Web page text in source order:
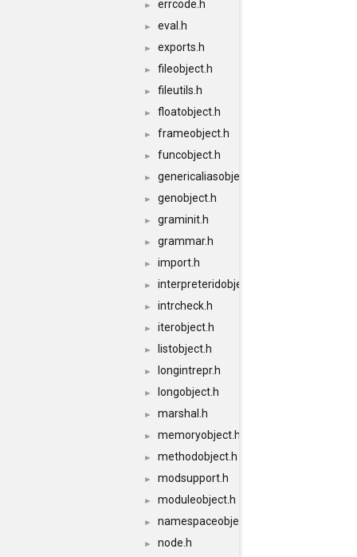
► errcode.h
► eval.h
► exports.h
► fileobject.h
► fileutils.h
► floatobject.h
► frameobject.h
► funcobject.h
► genericaliasobject.h
► genobject.h
► graminit.h
► grammar.h
► import.h
► interpreteridobject.h
► intrcheck.h
► iterobject.h
► listobject.h
► longintrepr.h
► longobject.h
► marshal.h
► memoryobject.h
► methodobject.h
► modsupport.h
► moduleobject.h
► namespaceobject.h
► node.h